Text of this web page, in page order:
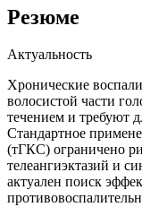
Резюме
Актуальность
Хронические
волосистой части
течением и требуют
Стандартное
(тГКС) ограничено
телеангиэктазий и
актуален поиск